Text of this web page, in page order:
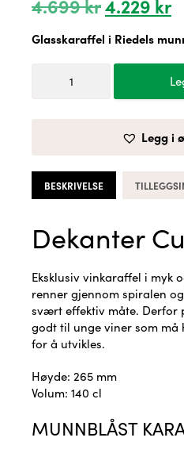
4.699kr
pris
var:
4.699 kr.
4.229 kr
Glasskaraffel i Riedels
Legg i
BESKRIVELSE
Dekanter
Eksklusiv vinkaraffel i myk
renner gjennom spiralen
svært effektiv måte. Derfor
godt til unge viner som må
for å utvikles.
Høyde: 265 mm
Volum: 140 cl
MUNNBLÅST